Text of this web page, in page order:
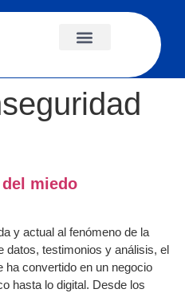
miedo
y actual al fenómeno de la
datos, testimonios y análisis, el
ha convertido en un negocio
hasta lo digital. Desde los